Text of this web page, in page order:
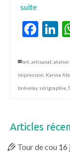
suite
art artisanat atelier
impression Karine
brévelay, sérigraphie
Articles
Tour de cou 16